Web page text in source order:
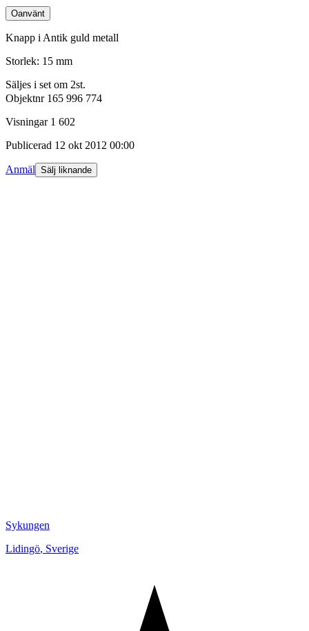
Oanvänt
Knapp i Antik guld metall
Storlek: 15 mm
Säljes i set om 2st.
Objektnr 165 996 774
Visningar 1 602
Publicerad 12 okt 2012 00:00
Anmäl Sälj liknande
Sykungen
Lidingö, Sverige